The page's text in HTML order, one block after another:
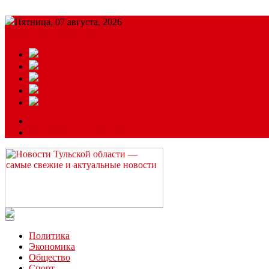
Пятница, 07 августа, 2026
Читайте последние новости дня в Тульской области на сайте
Политика
Экономика
Общество